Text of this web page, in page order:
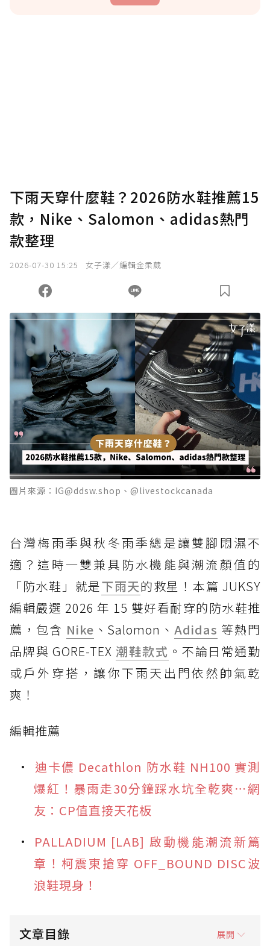
確認送出
您當前剩餘 U 利點數：0點；前往 購買點數
下雨天穿什麼鞋？2026防水鞋推薦15
款，Nike、Salomon、adidas熱門
款整理
2026-07-30 15:25 女子漾／編輯金柔葳
圖片來源：IG@ddsw.shop、@livestockcanada
台灣梅雨季與秋冬雨季總是讓雙腳悶濕不
適？這時一雙兼具防水機能與潮流顏值的
「防水鞋」就是下雨天的救星！本篇 JUKSY
編輯嚴選 2026 年 15 雙好看耐穿的防水鞋推
薦，包含 Nike 、Salomon、Adidas 等熱門
品牌與 GORE-TEX 潮鞋款式 。不論日常通勤
或戶外穿搭，讓你下雨天出門依然帥氣乾
爽！
編輯推薦
迪卡儂 Decathlon 防水鞋 NH100 實測
爆紅！暴雨走30分鐘踩水坑全乾爽⋯網
友：CP值直接天花板
PALLADIUM [LAB] 啟動機能潮流新篇
章！柯震東搶穿 OFF_BOUND DISC波
浪鞋現身！
文章目錄 展開